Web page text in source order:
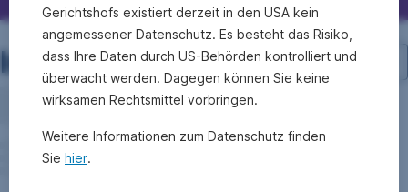
Investment-Struktur
Gerichtshofs existiert derzeit in den USA kein
angemessener Datenschutz. Es besteht das Risiko,
dass Ihre Daten durch US-Behörden kontrolliert und
überwacht werden. Dagegen können Sie keine
wirksamen Rechtsmittel vorbringen.
Weitere Informationen zum Datenschutz finden
Sie hier.